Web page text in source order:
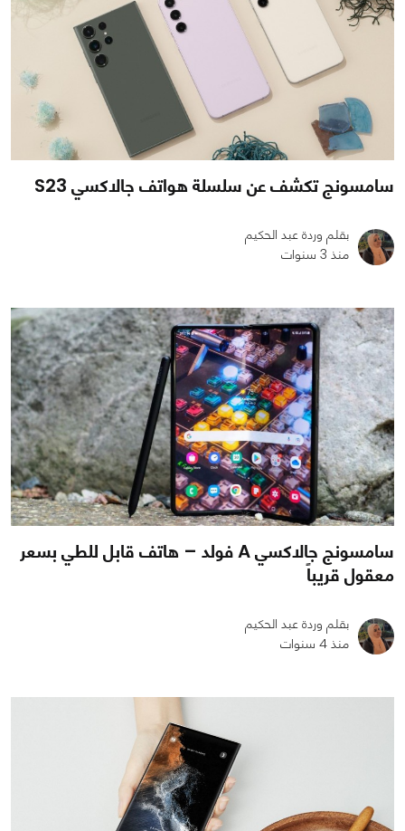
1631
1
0
سامسونج تكشف عن سلسلة هواتف جالاكسي S23
بقلم وردة عبد الحكيم
منذ 3 سنوات
0
سامسونج جالاكسي A فولد – هاتف قابل للطي بسعر
معقول قريباً
بقلم وردة عبد الحكيم
منذ 4 سنوات